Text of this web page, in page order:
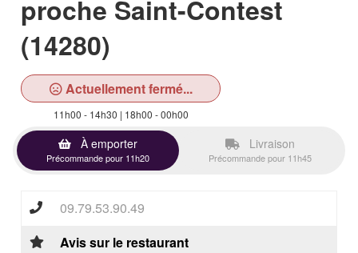
proche Saint-Contest
(14280)
Actuellement fermé...
11h00 - 14h30 | 18h00 - 00h00
À emporter
Précommande pour 11h20
Livraison
Précommande pour 11h45
09.79.53.90.49
Avis sur le restaurant